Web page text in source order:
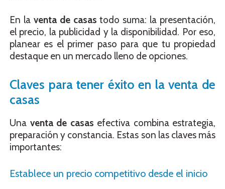
En la venta de casas todo suma: la presentación,
el precio, la publicidad y la disponibilidad. Por eso,
planear es el primer paso para que tu propiedad
destaque en un mercado lleno de opciones.
Claves para tener éxito en la venta de
casas
Una venta de casas efectiva combina estrategia,
preparación y constancia. Estas son las claves más
importantes:
Establece un precio competitivo desde el inicio